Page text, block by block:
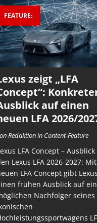
FEATURE:
zeigt „LFA
auf einen
LFA 2026/
Redaktion in Content-Feature
LFA Concept –
Lexus LFA 2026-2027:
LFA Concept gibt Lexus
frühen Ausblick auf
Nachfolger seines